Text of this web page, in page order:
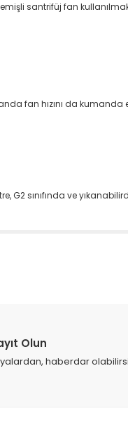
santrifüj fan
fan hızını da
G2 sınıfında ve
Olun
haberdar